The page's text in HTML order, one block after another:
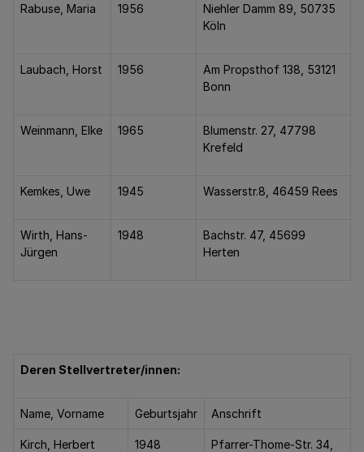
Rabuse, Maria 1956
Niehler Damm 89, 50735
Köln
Laubach, Horst 1956
Am Propsthof 138, 53121
Bonn
Weinmann, Elke 1965
Blumenstr. 27, 47798
Krefeld
Kemkes, Uwe 1945 Wasserstr.8, 46459 Rees
Wirth, Hans-
Jürgen
1948
Bachstr. 47, 45699
Herten
Deren Stellvertreter/innen:
Name, Vorname Geburtsjahr Anschrift
Kirch, Herbert 1948
Pfarrer-Thome-Str. 34,